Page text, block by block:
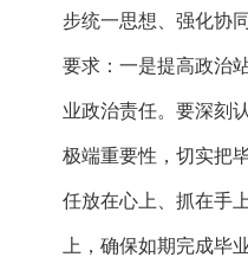
步统一思想、强化协
要求：一是提高政治
业政治责任。要深刻
极端重要性，切实把
任放在心上、抓在手
上，确保如期完成毕